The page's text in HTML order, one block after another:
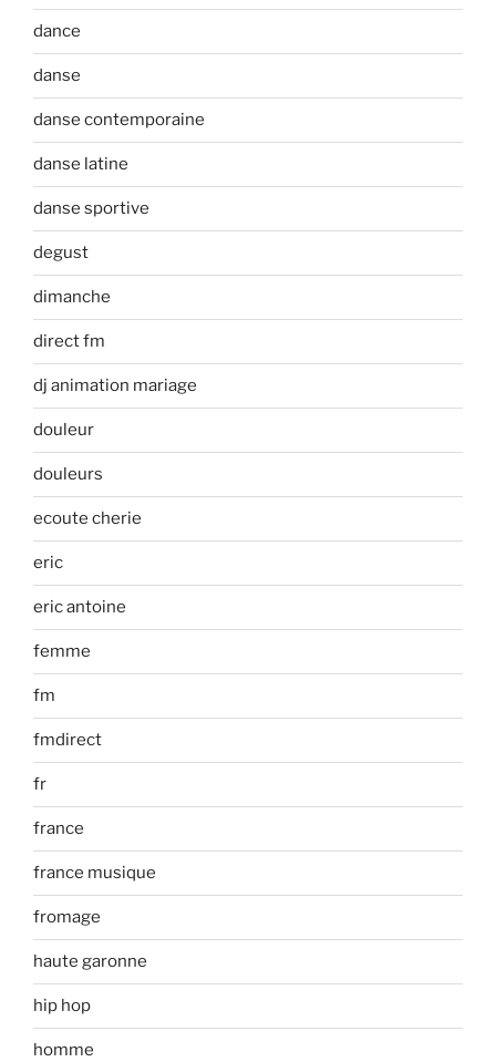
dance
danse
danse contemporaine
danse latine
danse sportive
degust
dimanche
direct fm
dj animation mariage
douleur
douleurs
ecoute cherie
eric
eric antoine
femme
fm
fmdirect
fr
france
france musique
fromage
haute garonne
hip hop
homme